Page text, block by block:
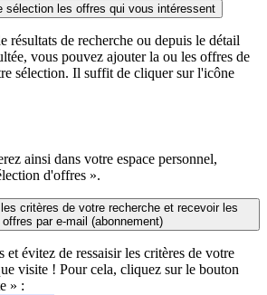
sélection les offres qui vous intéressent
résultats de recherche ou depuis le détail
vous pouvez ajouter la ou les offres de
sélection. Il suffit de cliquer sur l'icône
ainsi dans votre espace personnel,
d'offres ».
critères de votre recherche et recevoir les
offres par e-mail (abonnement)
et évitez de ressaisir les critères de votre
visite ! Pour cela, cliquez sur le bouton
» :